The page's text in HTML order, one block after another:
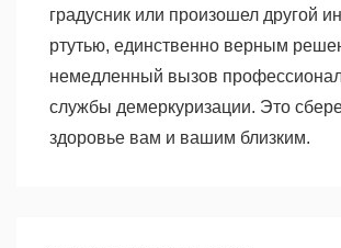
градусник или произошел другой
ртутью, единственно верным
немедленный вызов
службы демеркуризации. Это
здоровье вам и вашим близким.